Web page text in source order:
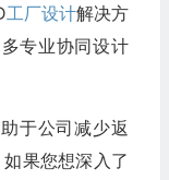
工厂设计解决方
专业协同设计
于公司减少返
果您想深入了